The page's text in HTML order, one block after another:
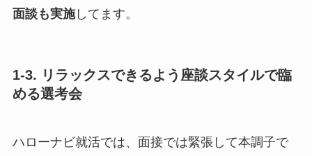
面談も実施してます。
1-3. リラックスできるよう座談スタイルで臨
める選考会
ハローナビ就活では、面接では緊張して本調子で